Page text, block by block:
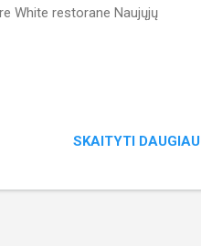
White restorane Naujųjų
SKAITYTI DAUGIAU